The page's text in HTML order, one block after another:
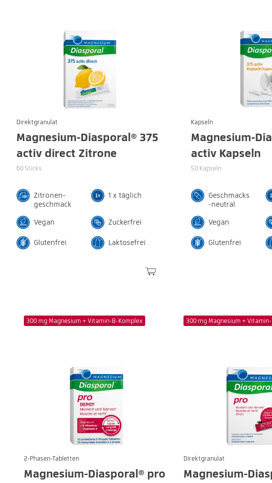
Direktgranulat
Magnesium-Diasporal® 375
activ direct Zitrone
60 Sticks
Zitronen-
geschmack
1 x täglich
Vegan Zuckerfrei
Glutenfrei Laktosefrei
Kapseln
Magnesium-
activ Kapseln
50 Kapseln
Geschmacks
-neutral
Vegan
Glutenfrei
300 mg Magnesium + Vitamin-B-Komplex
2-Phasen-Tabletten
Magnesium-Diasporal® pro
300 mg Magnesium +
Direktgranulat
Magnesium-